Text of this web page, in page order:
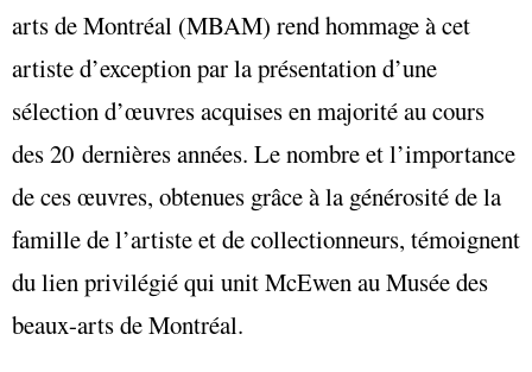
arts de Montréal (MBAM) rend hommage à cet
artiste d’exception par la présentation d’une
sélection d’œuvres acquises en majorité au cours
des 20 dernières années. Le nombre et l’importance
de ces œuvres, obtenues grâce à la générosité de la
famille de l’artiste et de collectionneurs, témoignent
du lien privilégié qui unit McEwen au Musée des
beaux-arts de Montréal.